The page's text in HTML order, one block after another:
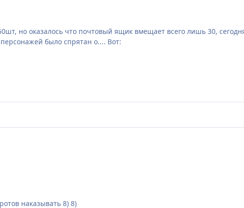
но оказалось что почтовый ящик вмещает всего лишь 30,
было спрятан о.... Вот:
наказывать 8) 8)